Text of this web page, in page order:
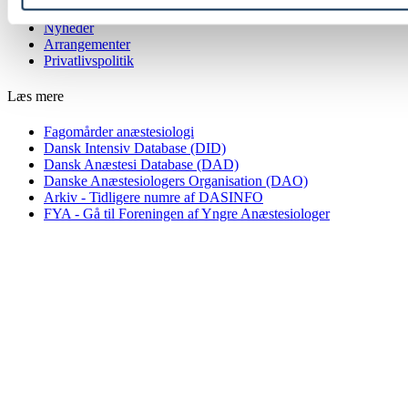
Kontakt os
Nyheder
Arrangementer
Privatlivspolitik
Læs mere
Fagomårder anæstesiologi
Dansk Intensiv Database (DID)
Dansk Anæstesi Database (DAD)
Danske Anæstesiologers Organisation (DAO)
Arkiv - Tidligere numre af DASINFO
FYA - Gå til Foreningen af Yngre Anæstesiologer